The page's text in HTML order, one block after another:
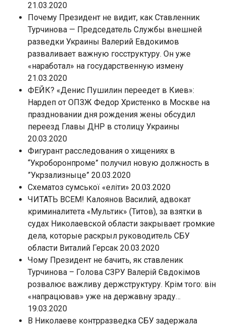
21.03.2020
Почему Президент не видит, как Ставленник
Турчинова — Председатель Службы внешней
разведки Украины Валерий Евдокимов
разваливает важную госструктуру. Он уже
«наработал» на государственную измену
21.03.2020
ФЕЙК? «Денис Пушилин переедет в Киев»:
Нардеп от ОПЗЖ Федор Христенко в Москве на
праздновании дня рождения жены обсудил
переезд Главы ДНР в столицу Украины
20.03.2020
Фигурант расследования о хищениях в
“Укроборонпроме” получил новую должность в
”Укрзализныце” 20.03.2020
Схематоз сумської «еліти» 20.03.2020
ЧИТАТЬ ВСЕМ! Калоянов Василий, адвокат
криминалитета «Мультик» (Титов), за взятки в
судах Николаевской области закрывает громкие
дела, которые раскрыл руководитель СБУ
области Виталий Герсак 20.03.2020
Чому Президент не бачить, як ставленик
Турчинова – Голова СЗРУ Валерій Євдокімов
розвалює важливу держструктуру. Крім того: він
«напрацював» уже на державну зраду…
19.03.2020
В Николаеве контрразведка СБУ задержала